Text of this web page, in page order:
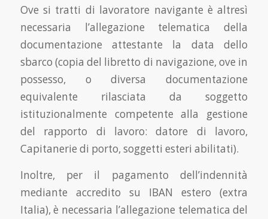
Ove si tratti di lavoratore navigante è altresì
necessaria l’allegazione telematica della
documentazione attestante la data dello
sbarco (copia del libretto di navigazione, ove in
possesso, o diversa documentazione
equivalente rilasciata da soggetto
istituzionalmente competente alla gestione
del rapporto di lavoro: datore di lavoro,
Capitanerie di porto, soggetti esteri abilitati).
Inoltre, per il pagamento dell’indennità
mediante accredito su IBAN estero (extra
Italia), è necessaria l’allegazione telematica del